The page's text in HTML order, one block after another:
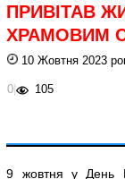
ПРИВІТАВ
ХРАМОВИМ
10 Жовтня 2023
0 | 105
9 жовтня у День